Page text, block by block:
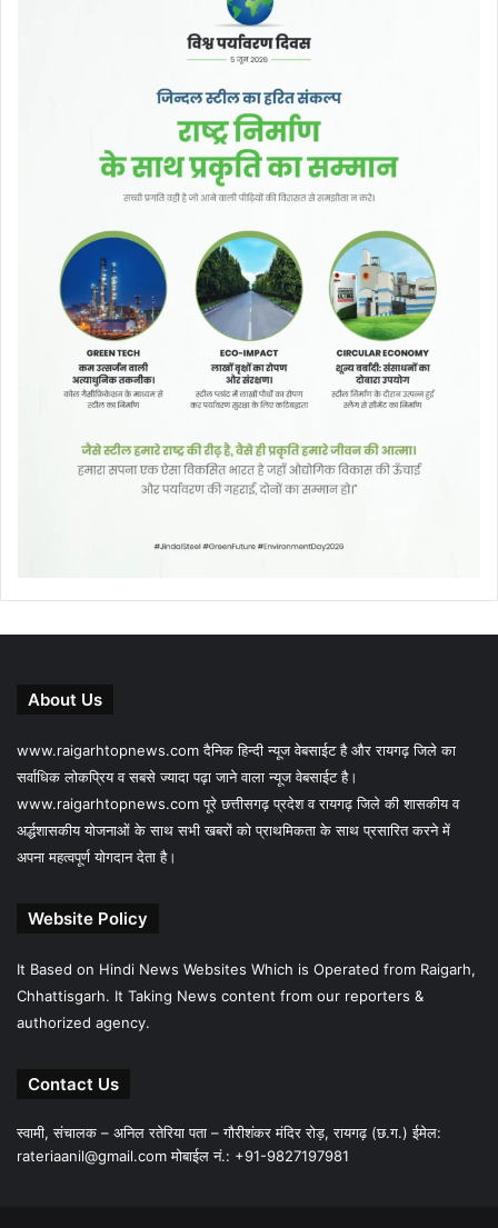
About Us
www.raigarhtopnews.com दैनिक हिन्दी न्यूज वेबसाईट है और रायगढ़ जिले का
सर्वाधिक लोकप्रिय व सबसे ज्यादा पढ़ा जाने वाला न्यूज वेबसाईट है।
www.raigarhtopnews.com पूरे छत्तीसगढ़ प्रदेश व रायगढ़ जिले की शासकीय व
अर्द्धशासकीय योजनाओं के साथ सभी खबरों को प्राथमिकता के साथ प्रसारित करने में
अपना महत्वपूर्ण योगदान देता है।
Website Policy
It Based on Hindi News Websites Which is Operated from Raigarh,
Chhattisgarh. It Taking News content from our reporters &
authorized agency.
Contact Us
स्वामी, संचालक – अनिल रतेरिया पता – गौरीशंकर मंदिर रोड़, रायगढ़ (छ.ग.) ईमेल:
rateriaanil@gmail.comमोबाईल नं.: +91-9827197981